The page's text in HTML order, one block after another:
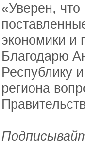
«Уверен,
экономики и
Благодарю
Республику
региона